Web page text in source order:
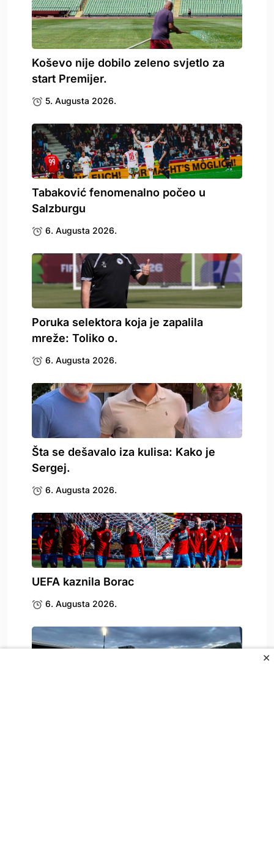
✕
Koševo nije dobilo zeleno svjetlo za
start Premijer.
5. Augusta 2026.
Tabaković fenomenalno počeo u
Salzburgu
6. Augusta 2026.
Poruka selektora koja je zapalila
mreže: Toliko o.
6. Augusta 2026.
Šta se dešavalo iza kulisa: Kako je
Sergej.
6. Augusta 2026.
UEFA kaznila Borac
6. Augusta 2026.